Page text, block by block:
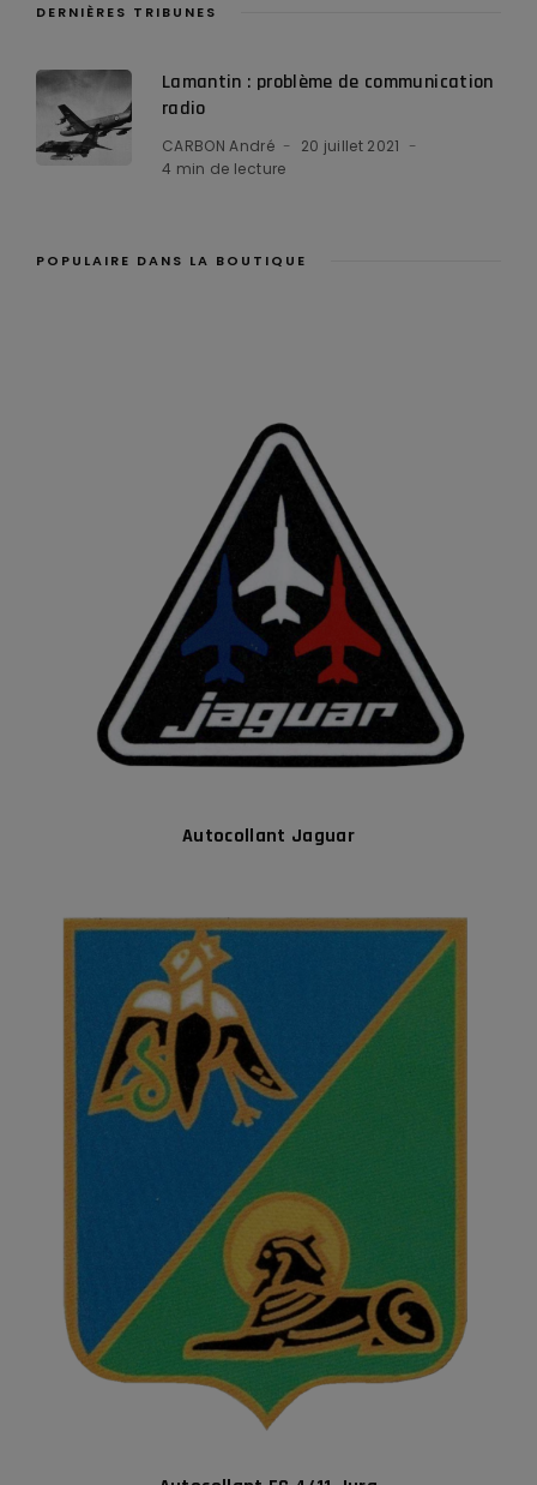
DERNIÈRES TRIBUNES
Lamantin : problème de communication
radio
CARBON André
20 juillet 2021
4 min de lecture
POPULAIRE DANS LA BOUTIQUE
Autocollant Jaguar